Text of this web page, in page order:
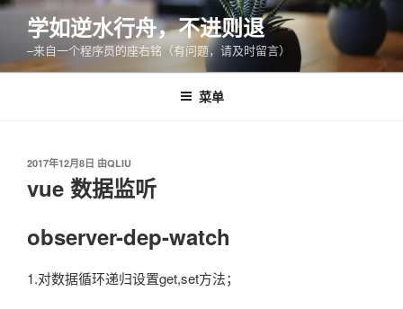
跳
容
学如逆水行舟，不进则退
–来自一个程序员的座右铭（有问题，请及时留言）
菜单
发
于
2017年12月8日 由QLIU
vue 数据监听
observer-dep-watch
1.对数据循环递归设置get,set方法；